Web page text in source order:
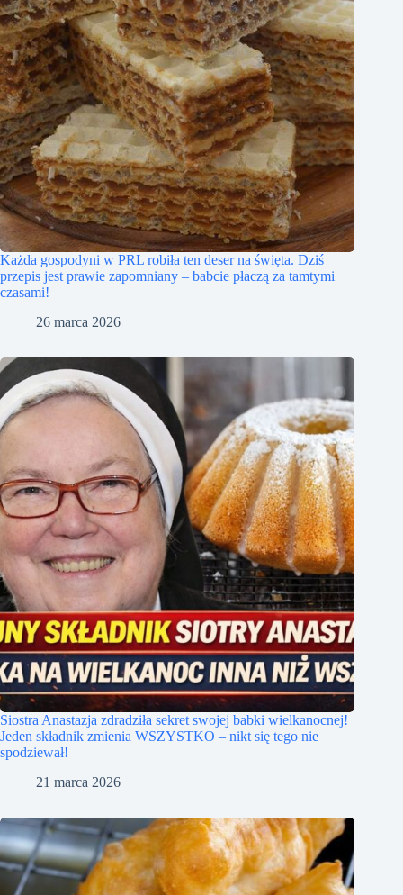
Każda gospodyni w PRL robiła ten deser na święta. Dziś
przepis jest prawie zapomniany – babcie płaczą za tamtymi
czasami!
26 marca 2026
Siostra Anastazja zdradziła sekret swojej babki wielkanocnej!
Jeden składnik zmienia WSZYSTKO – nikt się tego nie
spodziewał!
21 marca 2026